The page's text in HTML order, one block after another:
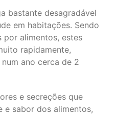
bastante desagradável
em habitações. Sendo
por alimentos, estes
rapidamente,
ano cerca de 2
e secreções que
e sabor dos alimentos,